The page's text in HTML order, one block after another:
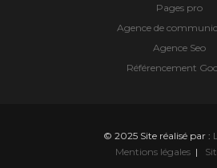
Pages pro
Agence de
Agence Seo
Référencement
© 2025 Site réalisé par :
Mentions légales|